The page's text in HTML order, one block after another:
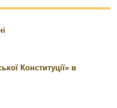
Конституції» в